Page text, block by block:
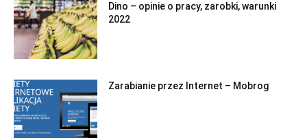
Dino – opinie o pracy, zarobki, warunki
2022
Zarabianie przez Internet – Mobrog